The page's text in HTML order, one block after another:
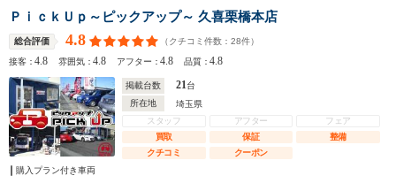
ＰｉｃｋＵｐ～ピックアップ～ 久喜栗橋本店
総合評価 4.8 （クチコミ件数： 28件）
接客：4.8 雰囲気：4.8 アフター：4.8 品質：4.8
掲載台数 21台
所在地
埼玉県
スタッフ
アフター
フェア
買取
保証
整備
クチコミ
クーポン
購入プラン付き車両